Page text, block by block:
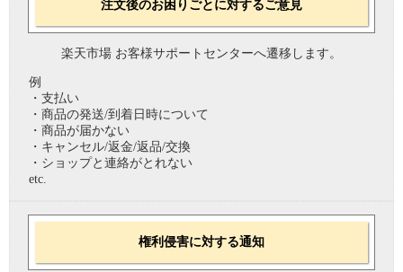
注文後のお困りごとに対するご意見
楽天市場 お客様サポートセンターへ遷移します。
例
・支払い
・商品の発送/到着日時について
・商品が届かない
・キャンセル/返金/返品/交換
・ショップと連絡がとれない
etc.
権利侵害に対する通知